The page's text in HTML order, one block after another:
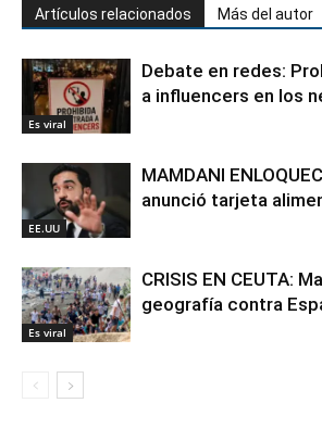
Artículos relacionados Más del autor
Es viral
Debate en redes:
a influencers en los
EE.UU
MAMDANI
anunció tarjeta
Es viral
CRISIS EN CEUTA:
geografía contra